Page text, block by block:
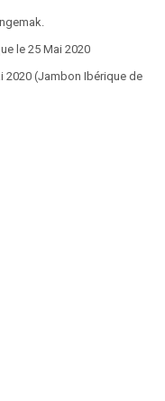
le 25 Mai 2020
2020 (Jambon Ibérique de